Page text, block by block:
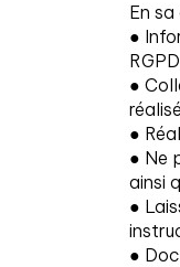
En
●
●
●
● Ne
ainsi
●
●